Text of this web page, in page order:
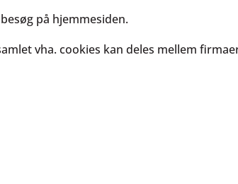
på hjemmesiden.
vha. cookies kan deles mellem